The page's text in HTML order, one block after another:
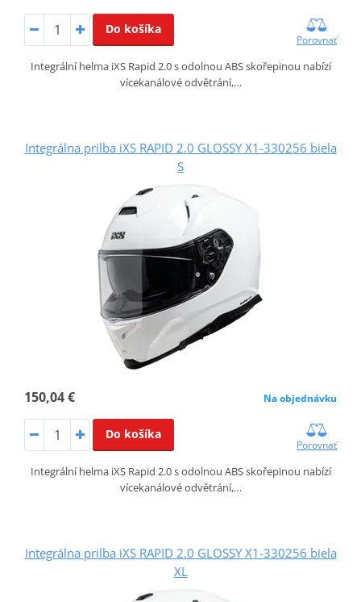
Do košíka
Porovnať
Integrální helma iXS Rapid 2.0 s odolnou ABS skořepinou nabízí
vícekanálové odvětrání,…
Integrálna prilba iXS RAPID 2.0 GLOSSY X1-330256 biela
S
150,04 € Na objednávku
Do košíka
Porovnať
Integrální helma iXS Rapid 2.0 s odolnou ABS skořepinou nabízí
vícekanálové odvětrání,…
Integrálna prilba iXS RAPID 2.0 GLOSSY X1-330256 biela
XL